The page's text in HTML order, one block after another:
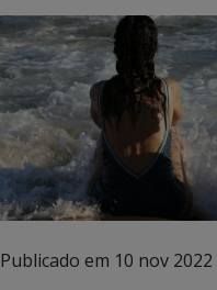
Publicado em 10 nov 2022